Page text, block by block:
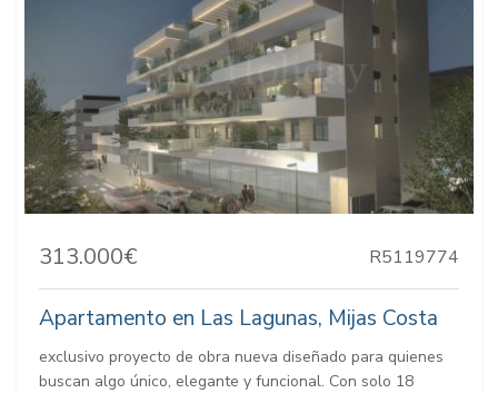
313.000€ R5119774
Apartamento en Las Lagunas, Mijas Costa
exclusivo proyecto de obra nueva diseñado para quienes
buscan algo único, elegante y funcional. Con solo 18